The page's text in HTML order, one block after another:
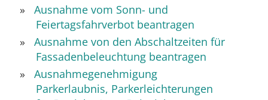
Ausnahme vom Sonn- und
Feiertagsfahrverbot beantragen
Ausnahme von den Abschaltzeiten für
Fassadenbeleuchtung beantragen
Ausnahmegenehmigung
Parkerlaubnis, Parkerleichterungen